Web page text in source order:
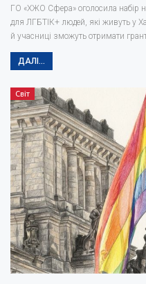
ГО «ХЖО Сфера» оголосила набір
для ЛГБТІК+ людей, які живуть у
й учасниці зможуть отримати
ДАЛІ...
Світ